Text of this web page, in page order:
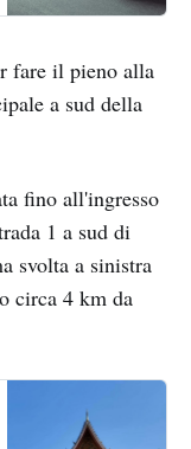
fare il pieno alla
a sud della
fino all'ingresso
1 a sud di
svolta a sinistra
circa 4 km da